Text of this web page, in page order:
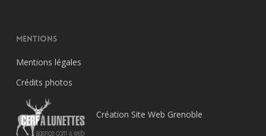
Mentions
Mentions légales
Crédits photos
Création Site Web Grenoble